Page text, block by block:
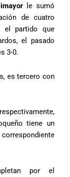
le sumó
de cuatro
el partido que
el pasado
3-0.
es tercero con
tiene un
correspondiente
por el